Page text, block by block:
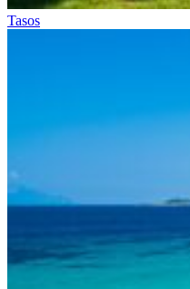
Tasos